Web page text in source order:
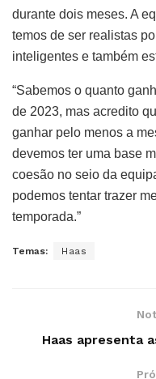
durante dois meses. A
temos de ser realistas
inteligentes e também
“Sabemos o quanto
de 2023, mas acredito
ganhar pelo menos a
devemos ter uma base
coesão no seio da
podemos tentar trazer
temporada.”
Temas: Haas
Haas apresenta